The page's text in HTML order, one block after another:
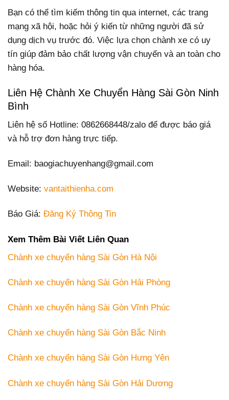
Bạn có thể tìm kiếm thông tin qua internet, các trang
mạng xã hội, hoặc hỏi ý kiến từ những người đã sử
dụng dịch vụ trước đó. Việc lựa chọn chành xe có uy
tín giúp đảm bảo chất lượng vận chuyển và an toàn cho
hàng hóa.
Liên Hệ Chành Xe Chuyển Hàng Sài Gòn Ninh
Bình
Liên hệ số Hotline: 0862668448/zalo để được báo giá
và hỗ trợ đơn hàng trực tiếp.
Email: baogiachuyenhang@gmail.com
Website: vantaithienha.com
Báo Giá: Đăng Ký Thông Tin
Xem Thêm Bài Viết Liên Quan
Chành xe chuyển hàng Sài Gòn Hà Nội
Chành xe chuyển hàng Sài Gòn Hải Phòng
Chành xe chuyển hàng Sài Gòn Vĩnh Phúc
Chành xe chuyển hàng Sài Gòn Bắc Ninh
Chành xe chuyển hàng Sài Gòn Hưng Yên
Chành xe chuyển hàng Sài Gòn Hải Dương